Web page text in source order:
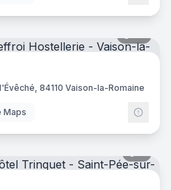
84110 Vaison-la-Romaine
Maps